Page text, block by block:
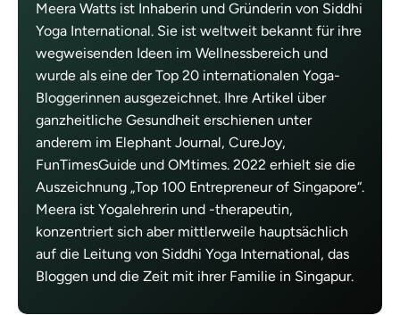
Meera Watts ist Inhaberin und Gründerin von Siddhi
Yoga International. Sie ist weltweit bekannt für ihre
wegweisenden Ideen im Wellnessbereich und
wurde als eine der Top 20 internationalen Yoga-
Bloggerinnen ausgezeichnet. Ihre Artikel über
ganzheitliche Gesundheit erschienen unter
anderem im Elephant Journal, CureJoy,
FunTimesGuide und OMtimes. 2022 erhielt sie die
Auszeichnung „Top 100 Entrepreneur of Singapore“.
Meera ist Yogalehrerin und -therapeutin,
konzentriert sich aber mittlerweile hauptsächlich
auf die Leitung von Siddhi Yoga International, das
Bloggen und die Zeit mit ihrer Familie in Singapur.